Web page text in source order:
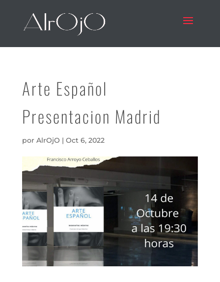
Arte Español
Presentacion Madrid
por AlrOjO | Oct 6, 2022